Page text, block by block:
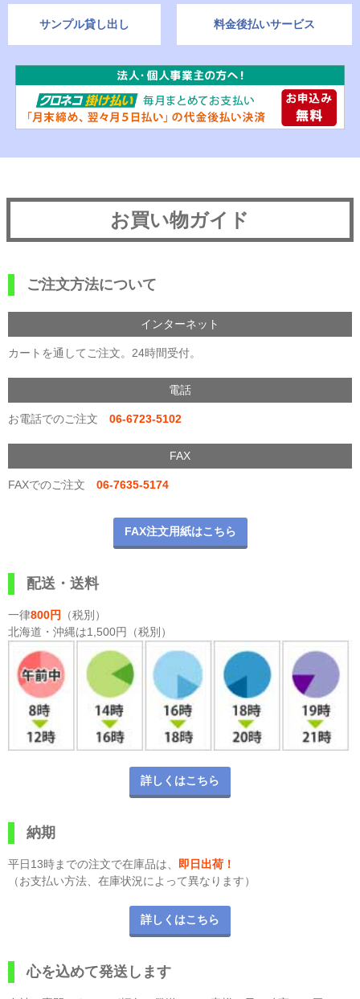
サンプル貸し出し 料金後払いサービス
お買い物ガイド
ご注文方法について
インターネット
カートを通してご注文。24時間受付。
電話
お電話でのご注文 06-6723-5102
FAX
FAXでのご注文 06-7635-5174
FAX注文用紙はこちら
配送・送料
一律800円
（税別）
北海道・沖縄は1,500円（税別）
詳しくはこちら
納期
平日13時までの注文で在庫品は、 即日出荷！
（お支払い方法、在庫状況によって異なります）
詳しくはこちら
心を込めて発送します